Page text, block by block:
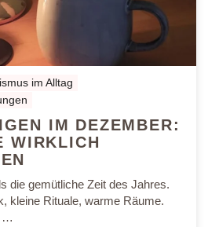
im Alltag
IM DEZEMBER:
WIRKLICH
die gemütliche Zeit des Jahres.
kleine Rituale, warme Räume.
…